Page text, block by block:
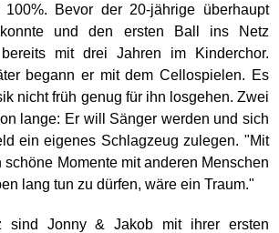
Bevor der 20-jährige überhaupt
und den ersten Ball ins Netz
mit drei Jahren im Kinderchor.
begann er mit dem Cellospielen. Es
nicht früh genug für ihn losgehen. Zwei
lange: Er will Sänger werden und sich
ein eigenes Schlagzeug zulegen. "Mit
schöne Momente mit anderen Menschen
lang tun zu dürfen, wäre ein Traum."
sind Jonny & Jakob mit ihrer ersten